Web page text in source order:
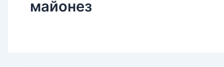
майонез